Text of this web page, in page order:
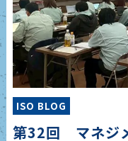
ISO BLOG
第32回 マネジ